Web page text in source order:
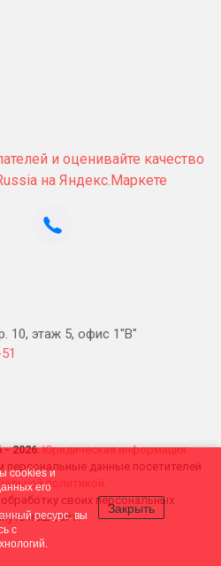
10, этаж 5, офис 1"В"
2026.Юридическая информация.
данные посетителей
политикой.
своих персональных
наш сайт.
cookies и
его
ресурс, вы
с
Закрыть